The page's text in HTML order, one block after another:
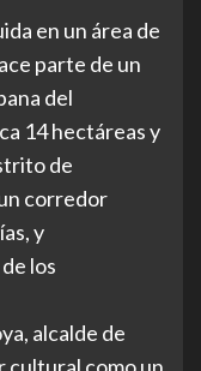
en un área de
parte de un
del
14 hectáreas y
de
corredor
y
los
alcalde de
cultural como un